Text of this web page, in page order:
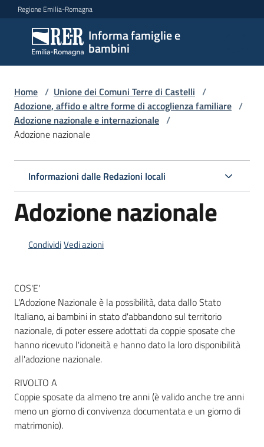
Vai al contenuto
Vai alla navigazione
Vai al footer
Regione Emilia-Romagna
Informa famiglie e
bambini
Informa
famiglie
e
bambini
Argomenti
Servizi
Centri
Informazioni
locali
Newsletter
Home / Unione dei Comuni Terre di Castelli /
Adozione, affido e altre forme di accoglienza familiare /
Adozione nazionale e internazionale /
Adozione nazionale
Informazioni dalle Redazioni locali
Adozione nazionale
CondividiVedi azioni
COS'E'
L'Adozione Nazionale è la possibilità, data dallo Stato
Italiano, ai bambini in stato d'abbandono sul territorio
nazionale, di poter essere adottati da coppie sposate che
hanno ricevuto l'idoneità e hanno dato la loro disponibilità
all'adozione nazionale.
RIVOLTO A
Coppie sposate da almeno tre anni (è valido anche tre anni
meno un giorno di convivenza documentata e un giorno di
matrimonio).